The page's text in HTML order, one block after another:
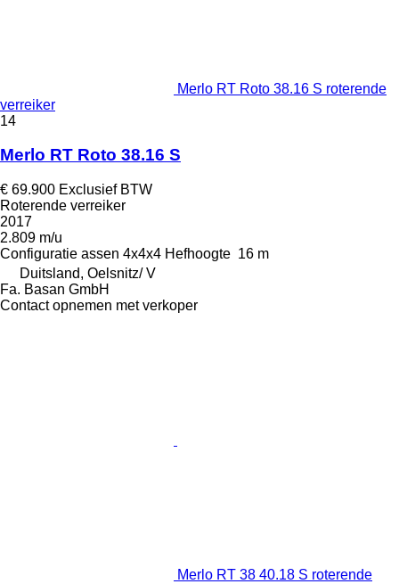
Merlo RT Roto 38.16 S roterende
verreiker
14
Merlo RT Roto 38.16 S
€ 69.900 Exclusief BTW
Roterende verreiker
2017
2.809 m/u
Configuratie assen 4x4x4 Hefhoogte 16 m
Duitsland, Oelsnitz/ V
Fa. Basan GmbH
Contact opnemen met verkoper
Merlo RT 38 40.18 S roterende